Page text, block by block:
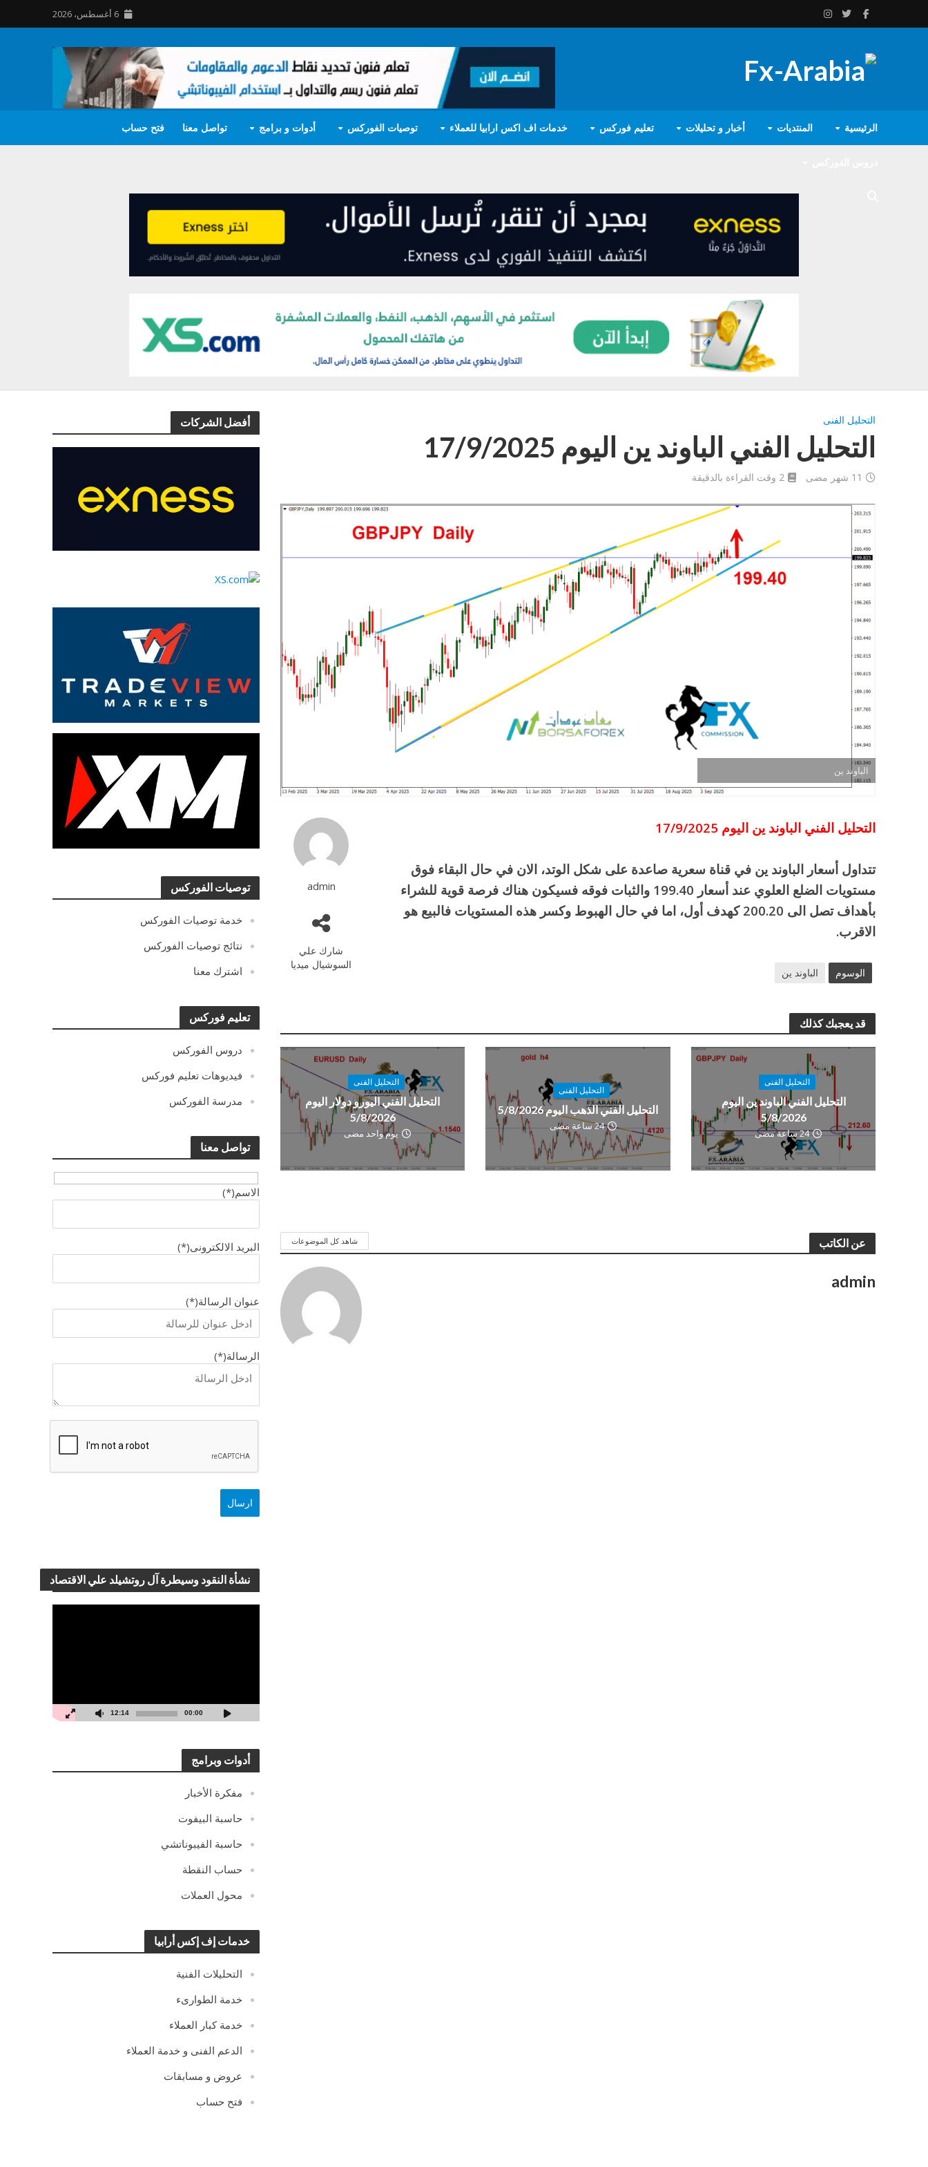
6 أغسطس، 2026
الرئيسية المنتديات أخبار و تحليلات تعليم فوركس خدمات اف اكس ارابيا للعملاء توصيات الفوركس أدوات و برامج تواصل معنا فتح حساب
أفضل الشركات
توصيات الفوركس
خدمة توصيات الفوركس
نتائج توصيات الفوركس
اشترك معنا
تعليم فوركس
دروس الفوركس
فيديوهات تعليم فوركس
مدرسة الفوركس
تواصل معنا
الاسم(*)
البريد الالكترونى(*)
عنوان الرسالة(*)
الرسالة(*)
نشأة النقود وسيطرة آل روتشيلد علي الاقتصاد
00:00
12:14
أدوات وبرامج
مفكرة الأخبار
حاسبة البيفوت
حاسبة الفيبوناتشي
حساب النقطة
محول العملات
خدمات إف إكس أرابيا
التحليلات الفنية
خدمة الطوارىء
خدمة كبار العملاء
الدعم الفنى و خدمة العملاء
عروض و مسابقات
فتح حساب
التحليل الفنى
التحليل الفني الباوند ين اليوم 17/9/2025
11 شهر مضى 2 وقت القراءة بالدقيقة
الباوند ين
admin
شارك علي
السوشيال ميديا
التحليل الفني الباوند ين اليوم 17/9/2025
تتداول أسعار الباوند ين في قناة سعرية صاعدة على شكل الوتد، الان في حال البقاء فوق
مستويات الضلع العلوي عند أسعار 199.40 والثبات فوقه فسيكون هناك فرصة قوية للشراء
بأهداف تصل الى 200.20 كهدف أول، اما في حال الهبوط وكسر هذه المستويات فالبيع هو
الاقرب.
الوسوم الباوند ين
قد يعجبك كذلك
التحليل الفنى
التحليل الفني الباوند ين اليوم
5/8/2026
24 ساعة مضى
التحليل الفنى
التحليل الفني الذهب اليوم 5/8/2026
24 ساعة مضى
التحليل الفنى
التحليل الفني اليورو دولار اليوم
5/8/2026
يوم واحد مضى
عن الكاتب شاهد كل الموضوعات
admin